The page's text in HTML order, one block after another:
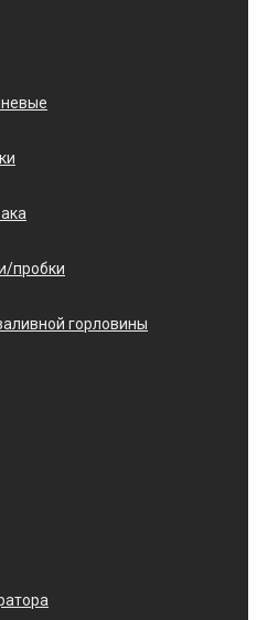
пробки
горловины